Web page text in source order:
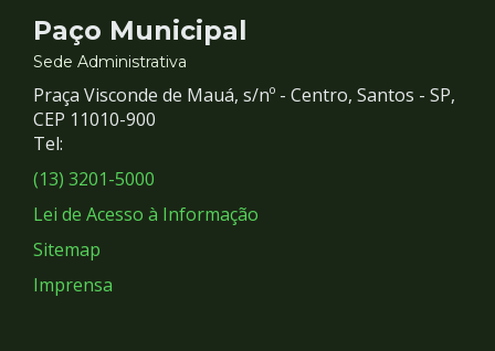
Contato
e
Redes
Sociais
Paço Municipal
Sede Administrativa
Praça Visconde de Mauá, s/nº - Centro, Santos - SP,
CEP 11010-900
Tel:
(13) 3201-5000
Lei de Acesso à Informação
Sitemap
Imprensa